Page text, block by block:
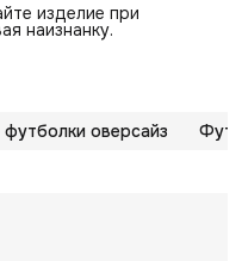
изделие при
наизнанку.
оверсайз